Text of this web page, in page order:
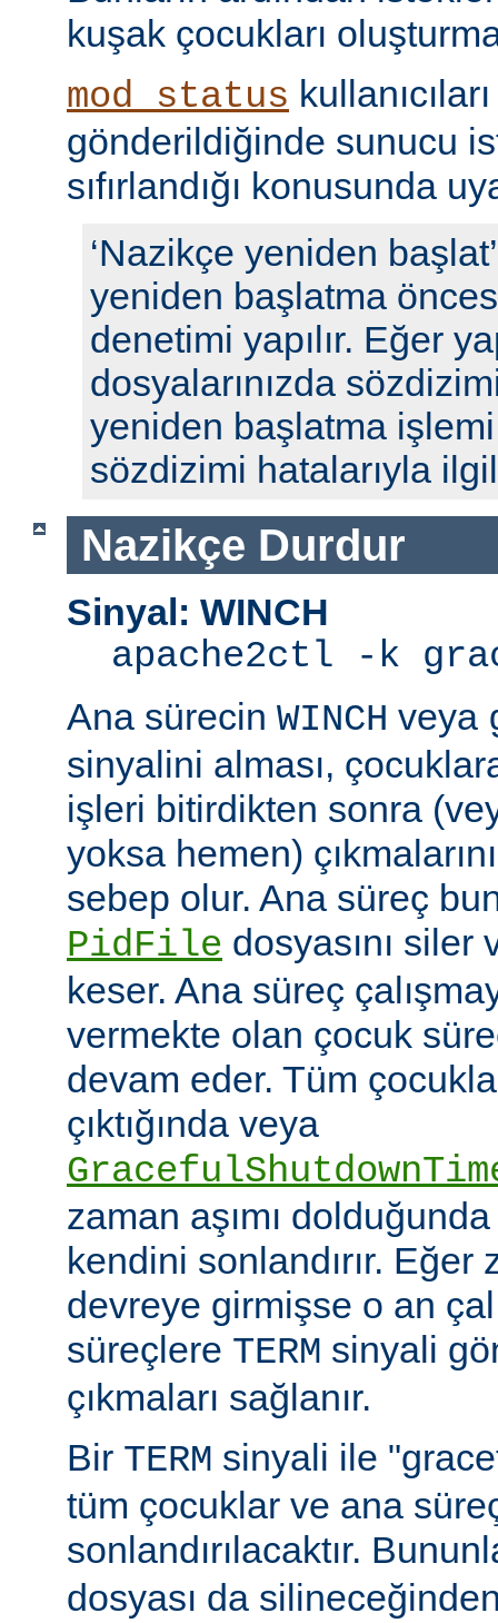
kuşak çocukları
mod_status
gönderildiğinde sunucu
sıfırlandığı konusunda
‘Nazikçe yeniden
yeniden başlatma
denetimi yapılır. Eğer
dosyalarınızda
yeniden başlatma
sözdizimi hatalarıyla
Nazikçe Durdur
Sinyal: WINCH
apache2ctl -k
Ana sürecin WINCH veya
sinyalini alması,
işleri bitirdikten sonra
yoksa hemen)
sebep olur. Ana süreç
PidFile dosyasını
keser. Ana süreç
vermekte olan çocuk
devam eder. Tüm
çıktığında veya
zaman aşımı
kendini sonlandırır. Eğer
devreye girmişse o an
süreçlere TERM sinyali
çıkmaları sağlanır.
Bir TERM sinyali ile
tüm çocuklar ve ana
sonlandırılacaktır.
dosyası da